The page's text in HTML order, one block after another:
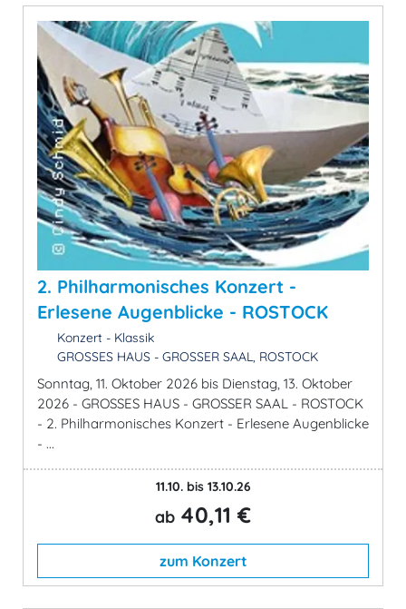
2. Philharmonisches Konzert -
Erlesene Augenblicke - ROSTOCK
Konzert - Klassik
GROSSES HAUS - GROSSER SAAL, ROSTOCK
Sonntag, 11. Oktober 2026 bis Dienstag, 13. Oktober
2026 - GROSSES HAUS - GROSSER SAAL - ROSTOCK
- 2. Philharmonisches Konzert - Erlesene Augenblicke
- ...
11.10. bis 13.10.26
ab 40,11 €
zum Konzert